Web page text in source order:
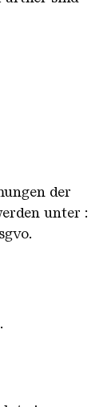
der
unter :